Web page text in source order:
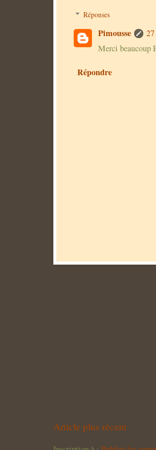
Réponses
Pimousse
Merci beaucoup
Répondre
Article plus récent